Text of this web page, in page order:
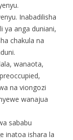
Inabadilisha
ya anga duniani,
chakula na
wanaota,
na viongozi
wanajua
sababu
inatoa ishara la